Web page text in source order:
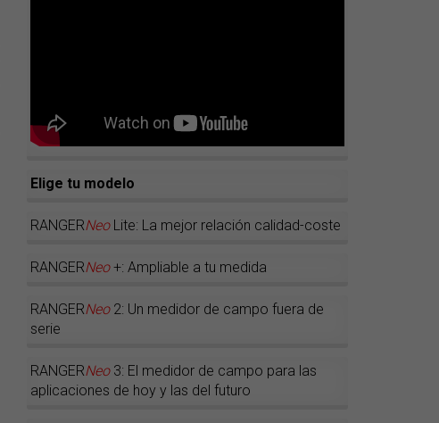
Elige tu modelo
RANGERNeoLite: La mejor relación calidad-coste
RANGERNeo+: Ampliable a tu medida
RANGERNeo2: Un medidor de campo fuera de
serie
RANGERNeo3: El medidor de campo para las
aplicaciones de hoy y las del futuro